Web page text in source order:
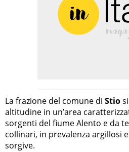
La frazione del comune di Stio
altitudine in un’area
sorgenti del fiume Alento e da
collinari, in prevalenza argillosi
sorgive.